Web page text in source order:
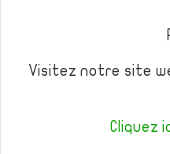
Visitez notre site
Cliquez